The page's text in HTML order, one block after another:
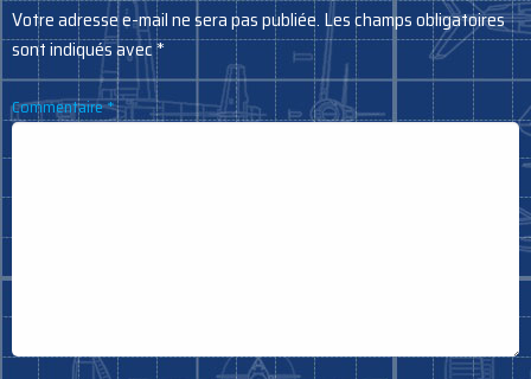
Votre adresse e-mail ne sera pas publiée. Les champs obligatoires
sont indiqués avec*
Commentaire*